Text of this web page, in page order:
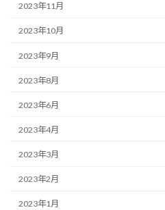
2023年11月
2023年10月
2023年9月
2023年8月
2023年6月
2023年4月
2023年3月
2023年2月
2023年1月